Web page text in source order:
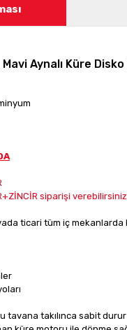
Aynalı Küre
siparişi verebilirsiniz
ticari tüm iç mekanlarda
tavana takılınca sabit durur